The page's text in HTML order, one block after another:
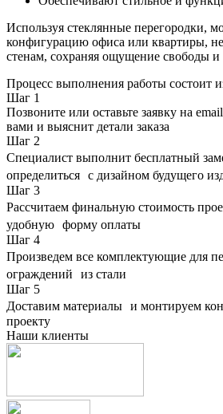
Используя стеклянные перегородки,
конфигурацию офиса или квартиры,
стенам, сохраняя ощущение свободы и
Процесс выполнения работы состоит
Шаг 1
Позвоните или оставьте заявку на
вами и выяснит детали заказа
Шаг 2
Специалист выполнит бесплатный
определиться с дизайном будущего
Шаг 3
Рассчитаем финальную стоимость
удобную форму оплаты
Шаг 4
Произведем все комплектующие для
ограждений из стали
Шаг 5
Доставим материалы и монтируем
проекту
Наши клиенты